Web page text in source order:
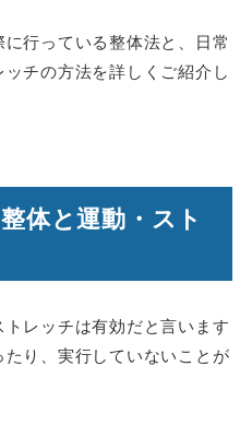
行っている整体法と、日常
チの方法を詳しくご紹介し
体と運動・スト
レッチは有効だと言います
り、実行していないことが